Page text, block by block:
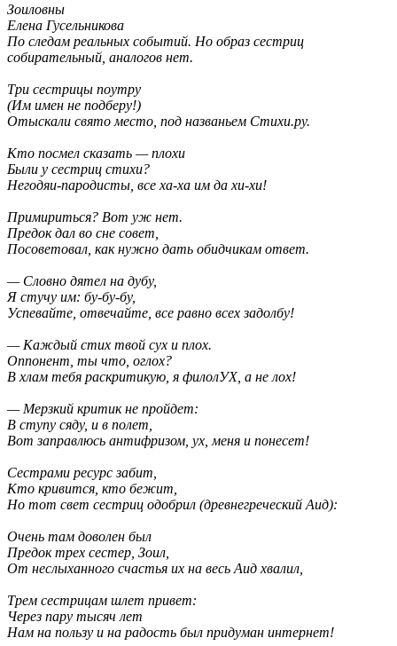
Зоиловны
Елена Гусельникова
По следам реальных событий. Но образ сестриц
собирательный, аналогов нет.
Три сестрицы поутру
(Им имен не подберу!)
Отыскали свято место, под названьем Стихи.ру.
Кто посмел сказать — плохи
Были у сестриц стихи?
Негодяи-пародисты, все ха-ха им да хи-хи!
Примириться? Вот уж нет.
Предок дал во сне совет,
Посоветовал, как нужно дать обидчикам ответ.
— Словно дятел на дубу,
Я стучу им: бу-бу-бу,
Успевайте, отвечайте, все равно всех задолбу!
— Каждый стих твой сух и плох.
Оппонент, ты что, оглох?
В хлам тебя раскритикую, я филолУХ, а не лох!
— Мерзкий критик не пройдет:
В ступу сяду, и в полет,
Вот заправлюсь антифризом, ух, меня и понесет!
Сестрами ресурс забит,
Кто кривится, кто бежит,
Но тот свет сестриц одобрил (древнегреческий Аид):
Очень там доволен был
Предок трех сестер, Зоил,
От неслыханного счастья их на весь Аид хвалил,
Трем сестрицам шлет привет:
Через пару тысяч лет
Нам на пользу и на радость был придуман интернет!